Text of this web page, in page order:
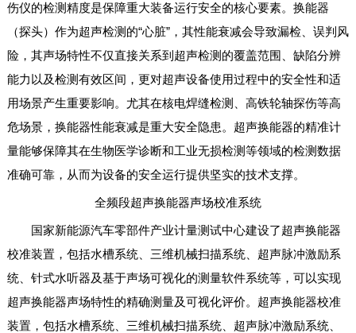
伤仪的检测精度是保障重大装备运行安全的核心要素。换能器
（探头）作为超声检测的“心脏”，其性能衰减会导致漏检、误判风
险，其声场特性不仅直接关系到超声检测的覆盖范围、缺陷分辨
能力以及检测有效区间，更对超声设备使用过程中的安全性和适
用场景产生重要影响。尤其在核电焊缝检测、高铁轮轴探伤等高
危场景，换能器性能衰减是重大安全隐患。超声换能器的精准计
量能够保障其在生物医学诊断和工业无损检测等领域的检测数据
准确可靠，从而为设备的安全运行提供坚实的技术支撑。
全频段超声换能器声场校准系统
国家新能源汽车零部件产业计量测试中心建设了超声换能器
校准装置，包括水槽系统、三维机械扫描系统、超声脉冲激励系
统、针式水听器及基于声场可视化的测量软件系统等，可以实现
超声换能器声场特性的精确测量及可视化评价。超声换能器校准
装置，包括水槽系统、三维机械扫描系统、超声脉冲激励系统、